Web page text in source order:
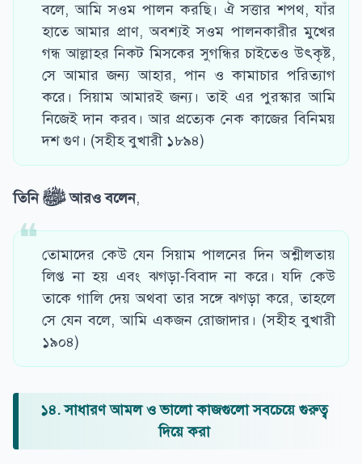
বলে, আমি সওম পালন করছি। ঐ সত্তার শপথ, যাঁর
হাতে আমার প্রাণ, অবশ্যই সওম পালনকারীর মুখের
গন্ধ আল্লাহর নিকট মিসকের সুগন্ধির চাইতেও উৎকৃষ্ট,
সে আমার জন্য আহার, পান ও কামাচার পরিত্যাগ
করে। সিয়াম আমারই জন্য। তাই এর পুরস্কার আমি
নিজেই দান করব। আর প্রত্যেক নেক কাজের বিনিময়
দশ গুণ। (সহীহ বুখারী ১৮৯৪)
তিনিﷺ আরও বলেন,
তোমাদের কেউ যেন সিয়াম পালনের দিন অশ্লীলতায়
লিপ্ত না হয় এবং ঝগড়া-বিবাদ না করে। যদি কেউ
তাকে গালি দেয় অথবা তার সঙ্গে ঝগড়া করে, তাহলে
সে যেন বলে, আমি একজন রোজাদার। (সহীহ বুখারী
১৯০৪)
১৪. সাধারণ আমল ও ভালো কাজগুলো সবচেয়ে গুরুত্ব
দিয়ে করা